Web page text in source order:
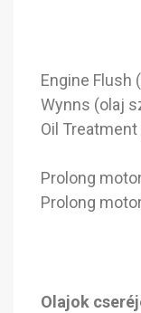
Engine Flush
Wynns (olaj
Oil
Prolong
Prolong
Olajok